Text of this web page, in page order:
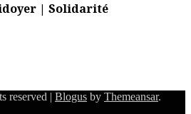
| Solidarité
reserved | Blogus by Themeansar.